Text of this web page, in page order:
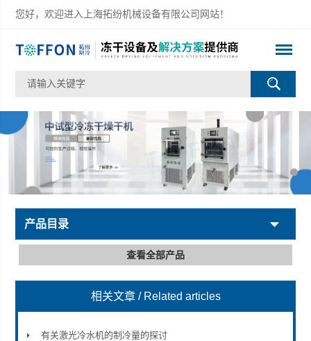
您好，欢迎进入上海拓纷机械设备有限公司网站！
产品目录
查看全部产品
相关文章 / Related articles
有关激光冷水机的制冷量的探讨